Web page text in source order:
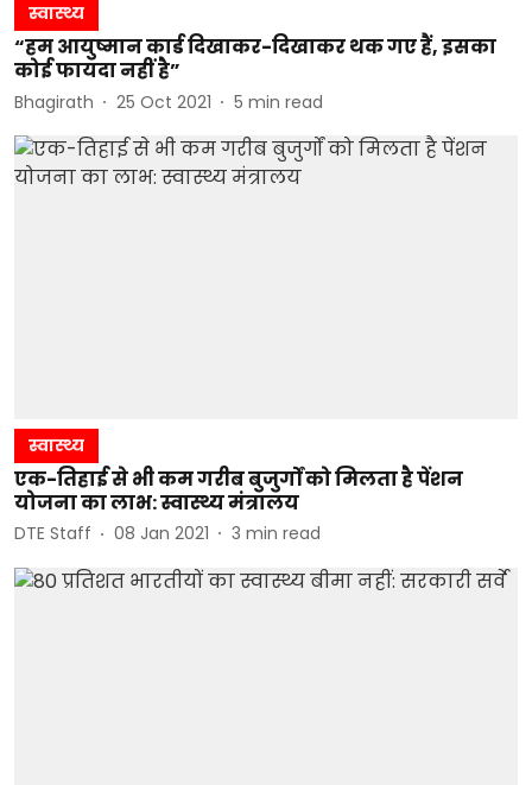
स्वास्थ्य
“हम आयुष्मान कार्ड दिखाकर-दिखाकर थक गए हैं, इसका
कोई फायदा नहीं है”
Bhagirath 25 Oct 2021 5 min read
स्वास्थ्य
एक-तिहाई से भी कम गरीब बुजुर्गों को मिलता है पेंशन
योजना का लाभ: स्वास्थ्य मंत्रालय
DTE Staff 08 Jan 2021 3 min read